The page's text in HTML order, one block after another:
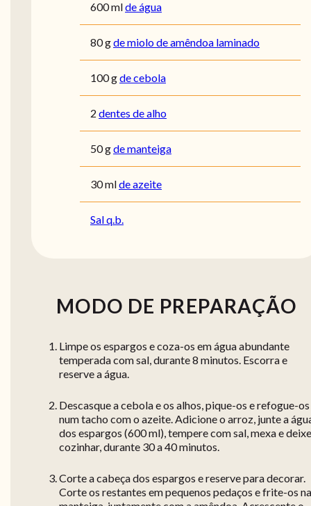
600mlde água
80gde miolo de amêndoa laminado
100gde cebola
2 dentes de alho
50gde manteiga
30mlde azeite
Sal q.b.
MODO DE PREPARAÇÃO
Limpe os espargos e coza-os em água abundante
temperada com sal, durante 8 minutos. Escorra e
reserve a água.
Descasque a cebola e os alhos, pique-os e refogue-os
num tacho com o azeite. Adicione o arroz, junte a
dos espargos (600 ml), tempere com sal, mexa e deixe
cozinhar, durante 30 a 40 minutos.
Corte a cabeça dos espargos e reserve para decorar.
Corte os restantes em pequenos pedaços e frite-os na